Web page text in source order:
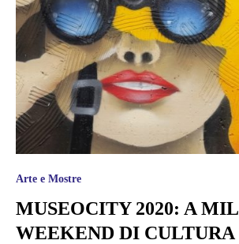
Arte e Mostre
MUSEOCITY 2020: A
WEEKEND DI CULTURA